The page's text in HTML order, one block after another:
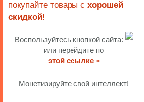
настройка высоты спинки
поясничный упор
покупайте товары с хорошей
скидкой!
Воспользуйтесь кнопкой сайта:
или перейдите по
этой ссылке »
Монетизируйте свой интеллект!